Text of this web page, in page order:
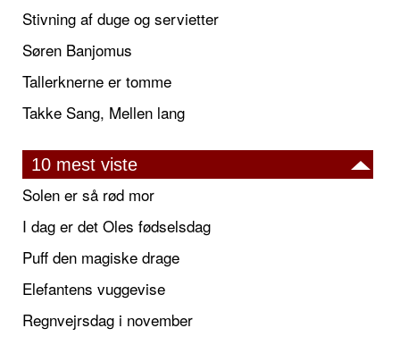
Stivning af duge og servietter
Søren Banjomus
Tallerknerne er tomme
Takke Sang, Mellen lang
10 mest viste
Solen er så rød mor
I dag er det Oles fødselsdag
Puff den magiske drage
Elefantens vuggevise
Regnvejrsdag i november